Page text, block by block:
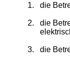
1. die
2.
die
3. die